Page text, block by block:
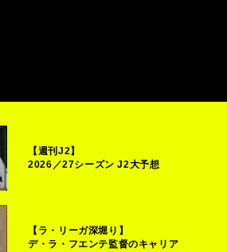
【週刊J2】
2026／27シーズン J2大予想
【ラ・リーガ深堀り】
デ・ラ・フエンテ監督のキャリア